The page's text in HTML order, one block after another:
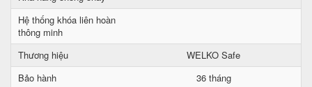
Hệ thống khóa liên hoàn
thông minh
Thương hiệu
WELKO Safe
Bảo hành
36 tháng